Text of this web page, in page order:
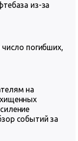
из-за
погибших,
на
событий за